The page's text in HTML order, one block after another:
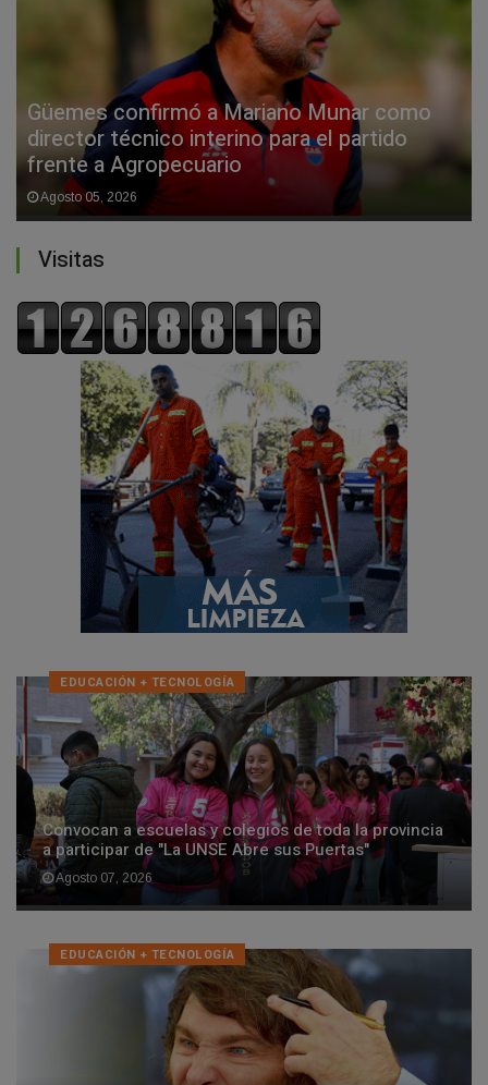
Güemes confirmó a Mariano Munar como
director técnico interino para el partido
frente a Agropecuario
Agosto 05, 2026
Visitas
EDUCACIÓN + TECNOLOGÍ­A
Convocan a escuelas y colegios de toda la provincia
a participar de "La UNSE Abre sus Puertas"
Agosto 07, 2026
EDUCACIÓN + TECNOLOGÍ­A